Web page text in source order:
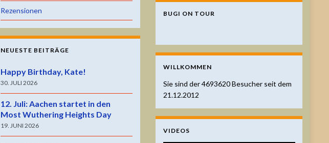
Rezensionen
NEUESTE BEITRÄGE
Happy Birthday, Kate!
30. JULI 2026
12. Juli: Aachen startet in den
Most Wuthering Heights Day
19. JUNI 2026
BUGI ON TOUR
WILLKOMMEN
Sie sind der4693620Besucher seit dem
21.12.2012
VIDEOS